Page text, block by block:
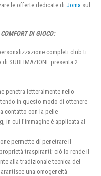
le offerte dedicate di Joma sul
DI GIOCO:
completi club ti
SUBLIMAZIONE presenta 2
penetra letteralmente nello
in questo modo di ottenere
contatto con la pelle
in cui l’immagine è applicata al
permette di penetrare il
traspiranti; ciò lo rende il
alla tradizionale tecnica del
una omogeneità